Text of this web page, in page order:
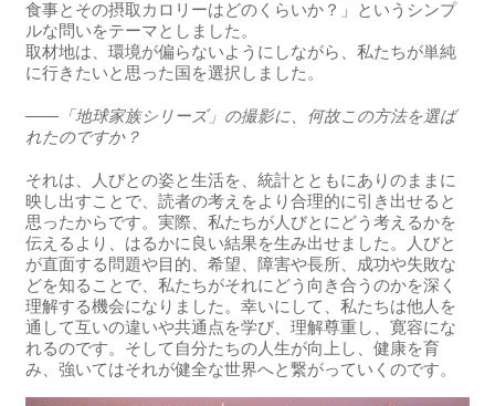
食事とその摂取カロリーはどのくらいか？」というシンプ
ルな問いをテーマとしました。
取材地は、環境が偏らないようにしながら、私たちが単純
に行きたいと思った国を選択しました。
――「地球家族シリーズ」の撮影に、何故この方法を選ば
れたのですか？
それは、人びとの姿と生活を、統計とともにありのままに
映し出すことで、読者の考えをより合理的に引き出せると
思ったからです。実際、私たちが人びとにどう考えるかを
伝えるより、はるかに良い結果を生み出せました。人びと
が直面する問題や目的、希望、障害や長所、成功や失敗な
どを知ることで、私たちがそれにどう向き合うのかを深く
理解する機会になりました。幸いにして、私たちは他人を
通して互いの違いや共通点を学び、理解尊重し、寛容にな
れるのです。そして自分たちの人生が向上し、健康を育
み、強いてはそれが健全な世界へと繋がっていくのです。